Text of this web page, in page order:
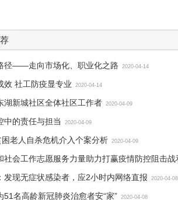
径——走向市场化、职业化之路 2020-04-14
效 社工防疫显专业 2020-04-14
湖新城社区全体社区工作者 2020-04-09
中的责任与担当 2020-04-09
困老人自杀危机介入个案分析 2020-04-09
社会工作志愿服务力量助力打赢疫情防控阻击
发现无症状感染者，应2小时内网络直报
2020-04-08
名高龄新冠肺炎治愈者安“家” 2020-04-08